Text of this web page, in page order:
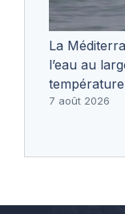
La
l’eau au
7 août 2026